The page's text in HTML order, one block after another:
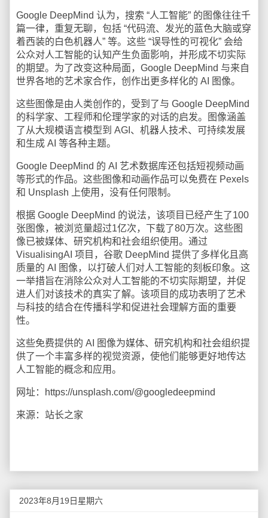
Google DeepMind 认为，搜索 “人工智能” 的图像往往千
篇一律，重复无聊，包括 “代码流、发光的蓝色大脑或穿
着西装的白色机器人” 等。这些 “误导性的可视化” 会给
公众对人工智能的认知产生负面影响，并形成不切实际
的期望。为了改变这种局面，Google DeepMind 与来自
世界各地的艺术家合作，创作出更多样化的 AI 图像。
这些图像是由人类创作的，受到了与 Google DeepMind
的科学家、工程师和伦理学家的对话的启发。图像涵盖
了从大规模语言模型到 AGI、机器人技术、可持续发展
和生成 AI 等各种主题。
Google DeepMind 的 AI 艺术数据库还包括短视频动画
等形式的作品。这些图像和动画作品可以免费在 Pexels
和 Unsplash 上使用，没有任何限制。
根据 Google DeepMind 的说法，该项目已经产生了100
张图像，被浏览量超过1亿次，下载了80万次。这些图
像已被媒体、研究机构和社会组织使用。通过
VisualisingAI 项目，谷歌 DeepMind 提供了多样化且高
质量的 AI 图像，以打破人们对人工智能的刻板印象。这
一举措旨在消除公众对人工智能的不切实际期望，并促
进人们对该技术的真实了解。该项目的成功表明了艺术
与科技的结合在传播科学和促进社会理解方面的重要
性。
这些免费提供的 AI 图像为媒体、研究机构和社会组织提
供了一个丰富多样的视觉资源，使他们能够更好地传达
人工智能的概念和应用。
网址：https://unsplash.com/@googledeepmind
来源：站长之家
2023年8月19日星期六